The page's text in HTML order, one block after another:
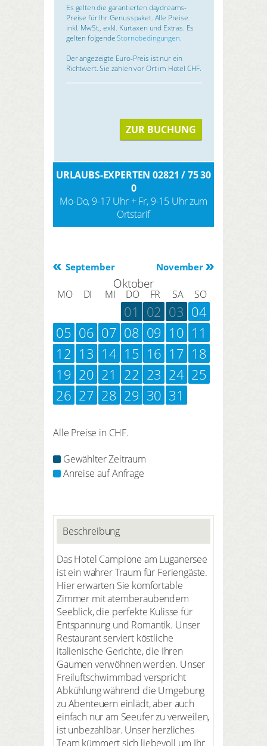
Es gelten die garantierten daydreams-
Preise für Ihr Genusspaket. Alle Preise
inkl. MwSt., exkl. Kurtaxen und Extras. Es
gelten folgendeStornobedingungen.
Der angezeigte Euro-Preis ist nur ein
Richtwert. Sie zahlen vor Ort im Hotel CHF.
ZUR BUCHUNG
URLAUBS-EXPERTEN 02821 / 75 30
0
Mo-Do, 9-17 Uhr + Fr, 9-15 Uhr zum
Ortstarif
November
September
Oktober
MO DI MI DO FR SA SO
01 02 03 04
05 06 07 08 09 10 11
12 13 14 15 16 17 18
19 20 21 22 23 24 25
26 27 28 29 30 31
Alle Preise in CHF.
Gewählter Zeitraum
Anreise auf Anfrage
Beschreibung
Das Hotel Campione am Luganersee
ist ein wahrer Traum für Feriengäste.
Hier erwarten Sie komfortable
Zimmer mit atemberaubendem
Seeblick, die perfekte Kulisse für
Entspannung und Romantik. Unser
Restaurant serviert köstliche
italienische Gerichte, die Ihren
Gaumen verwöhnen werden. Unser
Freiluftschwimmbad verspricht
Abkühlung während die Umgebung
zu Abenteuern einlädt, aber auch
einfach nur am Seeufer zu verweilen,
ist unbezahlbar. Unser herzliches
Team kümmert sich liebevoll um Ihr